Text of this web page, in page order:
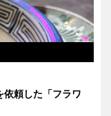
依頼した「フラワ